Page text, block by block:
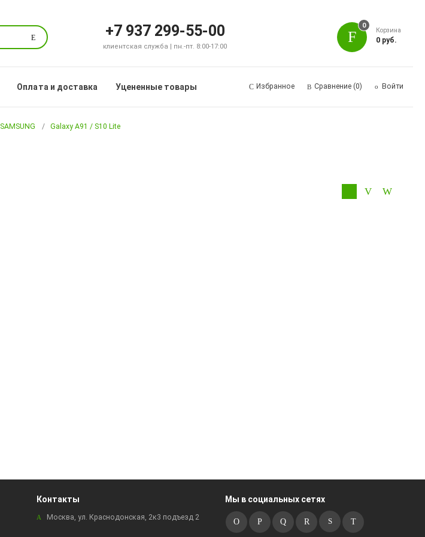
Поиск +7 937 299-55-00
клиентская служба | пн.-пт. 8:00-17:00
0
Корзина
0 руб.
Оплата и доставка Уцененные товары Избранное Сравнение (0) Войти
SAMSUNG Galaxy A91 / S10 Lite
Контакты
Москва, ул. Краснодонская, 2к3 подъезд 2
Мы в социальных сетях